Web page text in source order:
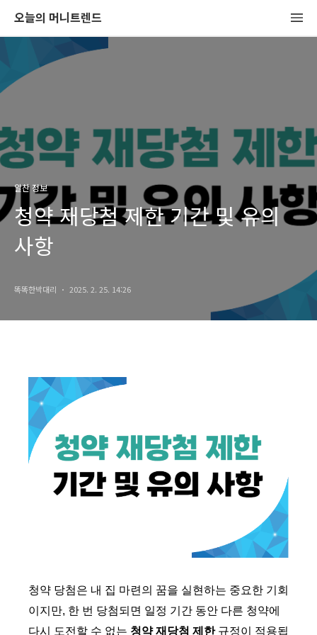
오늘의 머니트렌드
알찬 정보
청약 재당첨 제한 기간 및 유의
사항
똑똑한박대리 2025. 2. 25. 14:26
청약 당첨은 내 집 마련의 꿈을 실현하는 중요한 기회
이지만, 한 번 당첨되면 일정 기간 동안 다른 청약에
다시 도전할 수 없는 청약 재당첨 제한규정이 적용됩